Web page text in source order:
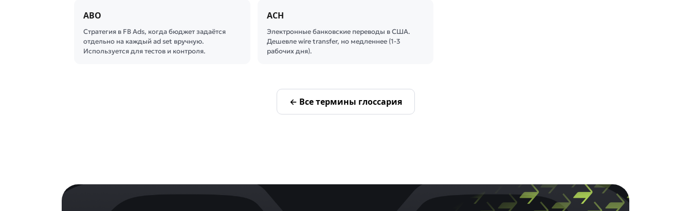
ABO
Стратегия в FB Ads, когда бюджет задаётся
отдельно на каждый ad set вручную.
Используется для тестов и контроля.
ACH
Электронные банковские переводы в США.
Дешевле wire transfer, но медленнее (1-3
рабочих дня).
← Все термины глоссария